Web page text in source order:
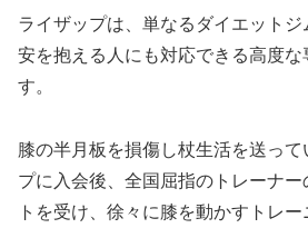
ライザップは、単なるダイエット
安を抱える人にも対応できる高度な
す。
膝の半月板を損傷し杖生活を送っ
プに入会後、全国屈指のトレーナ
トを受け、徐々に膝を動かすトレー